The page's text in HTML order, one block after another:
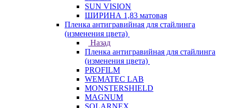
SUN VISION
ШИРИНА 1,83 матовая
Пленка антигравийная для стайлинга
(изменения цвета)
Назад
Пленка антигравийная для стайлинга
(изменения цвета)
PROFILM
WEMATEC LAB
MONSTERSHIELD
MAGNUM
SOLARNEX